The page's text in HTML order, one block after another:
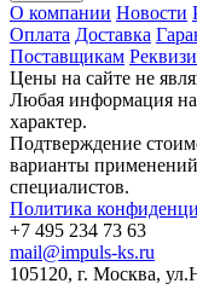
О компании Новости
Оплата Доставка
Поставщикам
Цены на сайте не
Любая информация
характер.
Подтверждение
варианты
специалистов.
Политика
+7 495 234 73 63
mail@impuls-ks.ru
105120, г. Москва,